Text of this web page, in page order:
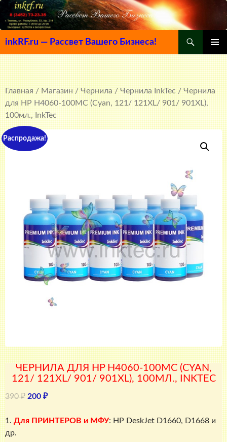
inkRF.ru — Рассвет Вашего Бизнеса!
МЕНЮ
К
СОДЕРЖИМОМУ
Главная/Магазин/Чернила/Чернила InkTec/ Чернила
для HP H4060-100MC (Cyan, 121/ 121XL/ 901/ 901XL),
100мл., InkTec
Распродажа!
ЧЕРНИЛА ДЛЯ HP H4060-100MC (CYAN,
121/ 121XL/ 901/ 901XL), 100МЛ., INKTEC
390₽ Первоначальная
составляла
200 ₽Текущая
200 ₽.
1. Для ПРИНТЕРОВ и МФУ: HP DeskJet D1660, D1668 и
др.